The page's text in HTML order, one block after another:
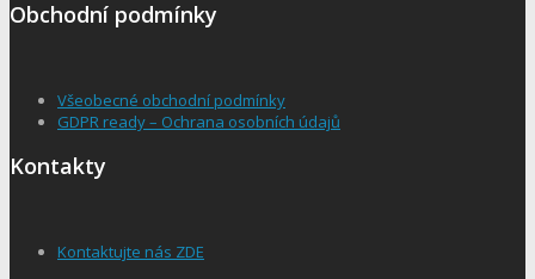
Obchodní podmínky
Všeobecné obchodní podmínky
GDPR ready – Ochrana osobních údajů
Kontakty
Kontaktujte nás ZDE